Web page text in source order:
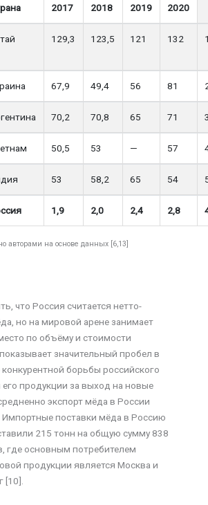
2017 2018 2019 2020
129,3 123,5 121 132
67,9 49,4 56 81
70,2 70,8 65 71
50,5 53 — 57
53 58,2 65 54
1,9 2,0 2,4 2,8
авторами на основе данных [6,13]
что Россия считается нетто-
но на мировой арене занимает
по объёму и стоимости
значительный пробел в
конкурентной борьбы российского
продукции за выход на новые
экспорт мёда в России
Импортные поставки мёда в Россию
215 тонн на общую сумму 838
где основным потребителем
продукции является Москва и
[10].